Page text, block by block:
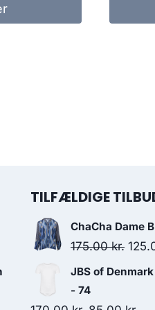
TILFÆLDIGE
ChaCha Dame
175.00kr.
price
JBS of
- 74